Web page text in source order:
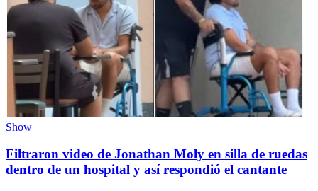
Show
Filtraron video de Jonathan Moly en silla de ruedas
dentro de un hospital y así respondió el cantante